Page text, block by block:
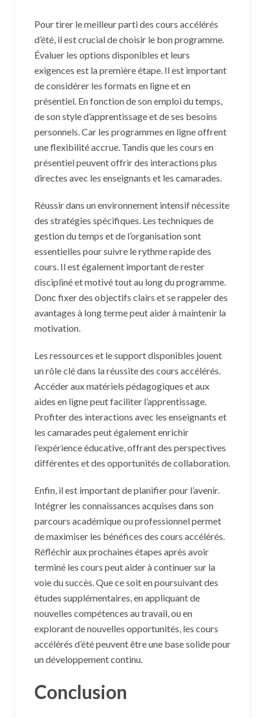
Pour tirer le meilleur parti des cours accélérés
d’été, il est crucial de choisir le bon programme.
Évaluer les options disponibles et leurs
exigences est la première étape. Il est important
de considérer les formats en ligne et en
présentiel. En fonction de son emploi du temps,
de son style d’apprentissage et de ses besoins
personnels. Car les programmes en ligne offrent
une flexibilité accrue. Tandis que les cours en
présentiel peuvent offrir des interactions plus
directes avec les enseignants et les camarades.
Réussir dans un environnement intensif nécessite
des stratégies spécifiques. Les techniques de
gestion du temps et de l’organisation sont
essentielles pour suivre le rythme rapide des
cours. Il est également important de rester
discipliné et motivé tout au long du programme.
Donc fixer des objectifs clairs et se rappeler des
avantages à long terme peut aider à maintenir la
motivation.
Les ressources et le support disponibles jouent
un rôle clé dans la réussite des cours accélérés.
Accéder aux matériels pédagogiques et aux
aides en ligne peut faciliter l’apprentissage.
Profiter des interactions avec les enseignants et
les camarades peut également enrichir
l’expérience éducative, offrant des perspectives
différentes et des opportunités de collaboration.
Enfin, il est important de planifier pour l’avenir.
Intégrer les connaissances acquises dans son
parcours académique ou professionnel permet
de maximiser les bénéfices des cours accélérés.
Réfléchir aux prochaines étapes après avoir
terminé les cours peut aider à continuer sur la
voie du succès. Que ce soit en poursuivant des
études supplémentaires, en appliquant de
nouvelles compétences au travail, ou en
explorant de nouvelles opportunités, les cours
accélérés d’été peuvent être une base solide pour
un développement continu.
Conclusion